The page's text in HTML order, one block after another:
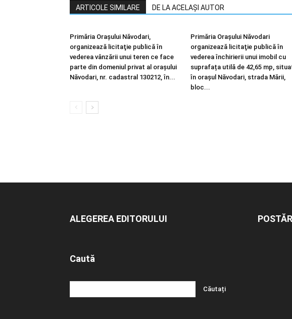
ARTICOLE SIMILARE DE LA ACELAȘI AUTOR
Primăria Orașului Năvodari,
organizează licitaţie publică în
vederea vânzării unui teren ce face
parte din domeniul privat al orașului
Năvodari, nr. cadastral 130212, în...
Primăria Orașului Năvodari
organizează licitaţie publică în
vederea închirierii unui imobil cu
suprafața utilă de 42,65 mp,
în orașul Năvodari, strada Mării,
bloc...
ALEGEREA EDITORULUI
Caută